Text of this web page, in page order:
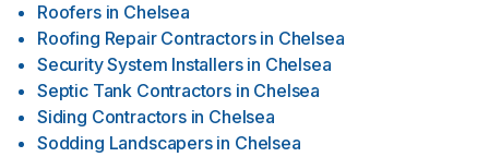
Roofers in Chelsea
Roofing Repair Contractors in Chelsea
Security System Installers in Chelsea
Septic Tank Contractors in Chelsea
Siding Contractors in Chelsea
Sodding Landscapers in Chelsea